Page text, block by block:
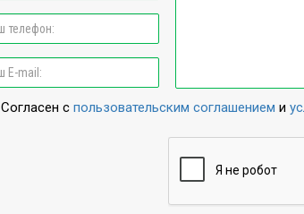
Согласен с пользовательским соглашением и